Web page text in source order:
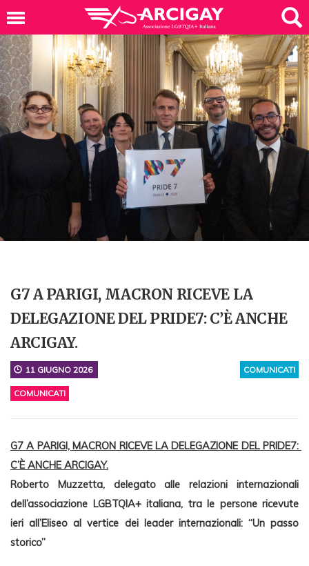
G7 A PARIGI, MACRON RICEVE LA
DELEGAZIONE DEL PRIDE7: C’È ANCHE
ARCIGAY.
COMUNICATI
11 GIUGNO 2026
COMUNICATI
G7 A PARIGI, MACRON RICEVE LA DELEGAZIONE DEL PRIDE7:
C’È ANCHE ARCIGAY.
Roberto Muzzetta, delegato alle relazioni internazionali
dell’associazione LGBTQIA+ italiana, tra le persone ricevute
ieri all’Eliseo al vertice dei leader internazionali: “Un passo
storico”